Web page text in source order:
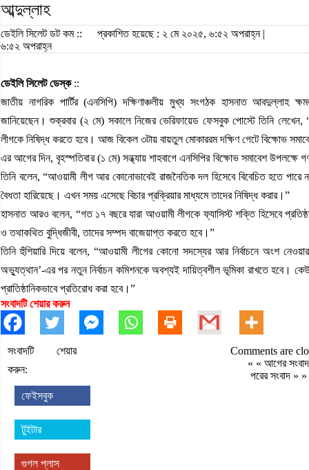
আব্দুল্লাহ
ডেইলি সিলেট ডট কম ::
প্রকাশিত হয়েছে : ২ মে ২০২৫, ৬:৫২ অপরাহ্ন |
৬:৫২ অপরাহ্ন
ডেইলি সিলেট ডেস্ক::
জাতীয় নাগরিক পার্টির (এনসিপি) দক্ষিণাঞ্চলীয় মুখ্য সংগঠক হাসনাত আবদুল্লাহ
জানিয়েছেন। শুক্রবার (২ মে) সকালে নিজের ভেরিফায়েড ফেসবুক পোস্টে তিনি লেখেন,
লীগকে নিষিদ্ধ করতে হবে। আজ বিকেল ৩টায় বায়তুল মোকাররম দক্ষিণ গেটে বিক্ষোভ
এর আগের দিন, বৃহস্পতিবার (১ মে) সন্ধ্যায় শাহবাগে এনসিপির বিক্ষোভ সমাবেশ উপলক্ষে
তিনি বলেন, “আওয়ামী লীগ আর কোনোভাবেই রাজনৈতিক দল হিসেবে বিবেচিত হতে
বৈধতা হারিয়েছে। এখন সময় এসেছে বিচার প্রক্রিয়ার মাধ্যমে তাদের নিষিদ্ধ করার।”
হাসনাত আরও বলেন, “গত ১৭ বছরে যারা আওয়ামী লীগকে ফ্যাসিস্ট শক্তি হিসেবে
ও তথাকথিত বুদ্ধিজীবী, তাদের সম্পদ বাজেয়াপ্ত করতে হবে।”
তিনি হুঁশিয়ারি দিয়ে বলেন, “আওয়ামী লীগের কোনো সদস্যের আর নির্বাচনে অংশ
অভ্যুত্থান’-এর পর নতুন নির্বাচন কমিশনকে অবশ্যই দায়িত্বশীল ভূমিকা রাখতে হবে। কেউ
প্রাতিষ্ঠানিকভাবে প্রতিরোধ করা হবে।”
সংবাদটি শেয়ার করুন
সংবাদটি শেয়ার
করুন:
ফেইসবুক
টুইটার
গুগল প্লাস
Comments are
« « আগের সংবাদ
পরের সংবাদ » »